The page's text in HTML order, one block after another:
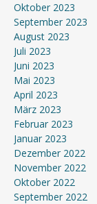
Oktober 2023
September 2023
August 2023
Juli 2023
Juni 2023
Mai 2023
April 2023
März 2023
Februar 2023
Januar 2023
Dezember 2022
November 2022
Oktober 2022
September 2022